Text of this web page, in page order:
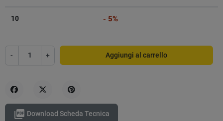
10 - 5%
- + Aggiungi al carrello
 Download Scheda Tecnica